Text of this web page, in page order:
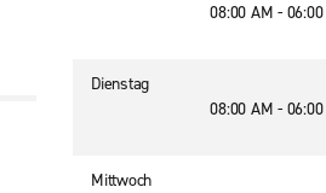
08:00 AM -
Dienstag
08:00 AM -
Mittwoch